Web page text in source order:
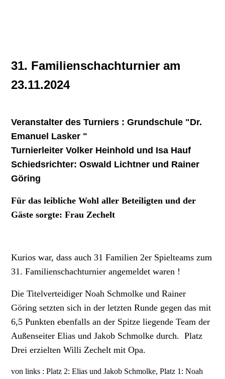
31. Familienschachturnier am
23.11.2024
Veranstalter des Turniers : Grundschule "Dr.
Emanuel Lasker "
Turnierleiter Volker Heinhold und Isa Hauf
Schiedsrichter: Oswald Lichtner und Rainer
Göring
Für das leibliche Wohl aller Beteiligten und der
Gäste sorgte: Frau Zechelt
Kurios war, dass auch 31 Familien 2er Spielteams zum
31. Familienschachturnier angemeldet waren !
Die Titelverteidiger Noah Schmolke und Rainer
Göring setzten sich in der letzten Runde gegen das mit
6,5 Punkten ebenfalls an der Spitze liegende Team der
Außenseiter Elias und Jakob Schmolke durch. Platz
Drei erzielten Willi Zechelt mit Opa.
von links : Platz 2: Elias und Jakob Schmolke, Platz 1: Noah